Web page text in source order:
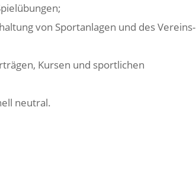
von Sportanlagen und des Vereins-
Kursen und sportlichen
neutral.